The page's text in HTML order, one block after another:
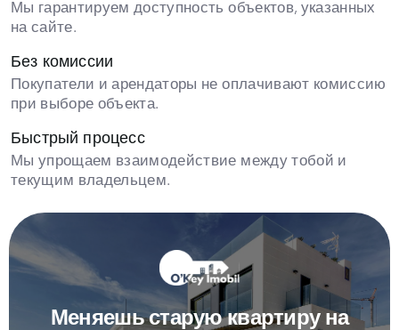
Мы гарантируем доступность объектов, указанных
на сайте.
Без комиссии
Покупатели и арендаторы не оплачивают комиссию
при выборе объекта.
Быстрый процесс
Мы упрощаем взаимодействие между тобой и
текущим владельцем.
Меняешь старую квартиру на